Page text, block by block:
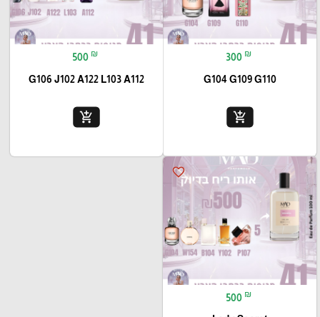
300 ₪
G104 G109 G110
add_shopping_cart
500 ₪
G106 J102 A122 L103 A112
add_shopping_cart
favorite_border
500 ₪